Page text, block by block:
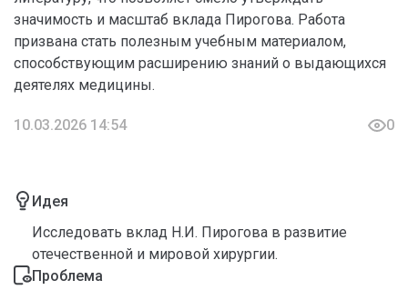
значимость и масштаб вклада Пирогова. Работа
призвана стать полезным учебным материалом,
способствующим расширению знаний о выдающихся
деятелях медицины.
10.03.2026 14:54 0
Идея
Исследовать вклад Н.И. Пирогова в развитие
отечественной и мировой хирургии.
Проблема